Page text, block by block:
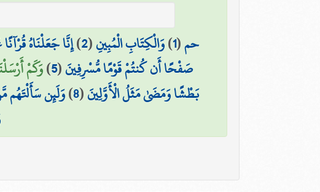
حم(
1
)وَالْكِتَابِ الْمُبِينِ(
2
)إِنَّا جَعَلْنَاهُ
صَفْحًا أَن كُنتُمْ قَوْمًا مُّسْرِفِينَ(
5
)وَكَمْ
بَطْشًا وَمَضَىٰ مَثَلُ الْأَوَّلِينَ(
8
)وَلَئِن سَأَلْتَهُم